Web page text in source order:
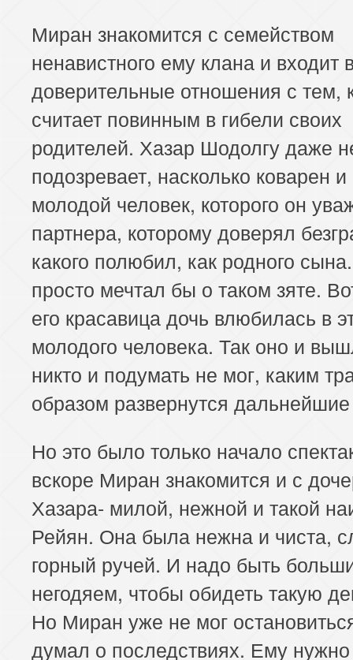
Миран знакомится с семейством
ненавистного ему клана и входит
доверительные отношения с тем,
считает повинным в гибели своих
родителей. Хазар Шодолгу даже
подозревает, насколько коварен
молодой человек, которого он
партнера, которому доверял
какого полюбил, как родного
просто мечтал бы о таком зяте.
его красавица дочь влюбилась в
молодого человека. Так оно и
никто и подумать не мог, каким
образом развернутся
Но это было только начало
вскоре Миран знакомится и с
Хазара- милой, нежной и такой
Рейян. Она была нежна и чиста,
горный ручей. И надо быть
негодяем, чтобы обидеть такую
Но Миран уже не мог
думал о последствиях. Ему